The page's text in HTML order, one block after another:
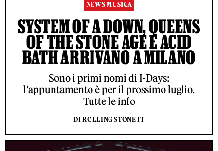
NEWS MUSICA
SYSTEM OF A DOWN, QUEENS
OF THE STONE AGE E ACID
BATH ARRIVANO A MILANO
Sono i primi nomi di I-Days:
l'appuntamento è per il prossimo luglio.
Tutte le info
DI ROLLING STONE IT